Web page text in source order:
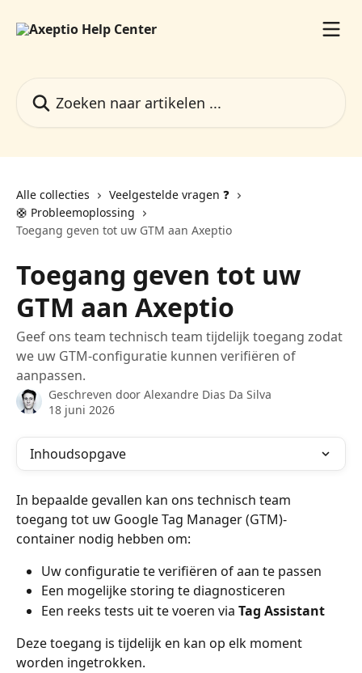
Alle collecties
Veelgestelde vragen ❓️
🛟 Probleemoplossing
Toegang geven tot uw GTM aan Axeptio
Toegang geven tot uw
GTM aan Axeptio
Geef ons team technisch team tijdelijk toegang zodat
we uw GTM-configuratie kunnen verifiëren of
aanpassen.
Geschreven door Alexandre Dias Da Silva
18 juni 2026
Inhoudsopgave
In bepaalde gevallen kan ons technisch team
toegang tot uw Google Tag Manager (GTM)-
container nodig hebben om:
Uw configuratie te verifiëren of aan te passen
Een mogelijke storing te diagnosticeren
Een reeks tests uit te voeren via Tag Assistant
Deze toegang is tijdelijk en kan op elk moment
worden ingetrokken.